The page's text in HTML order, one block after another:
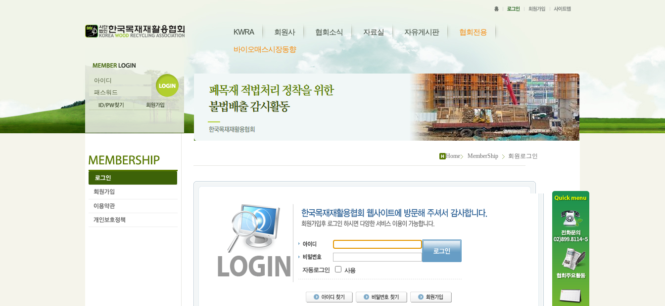
KWRA 회원사 협회소식 자료실 자유게시판 협회전용
바이오매스시장동향
Home MemberShip 회원로그인
자동로그인 사용